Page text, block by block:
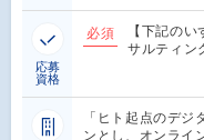
応募
資格
必須
【下記の
サルティン
「ヒト起点のデ
ンとし、オンライ